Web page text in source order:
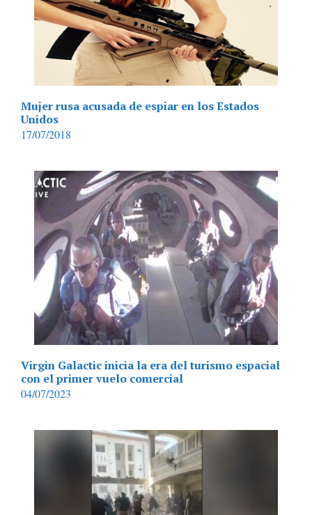
Mujer rusa acusada de espiar en los Estados
Unidos
17/07/2018
Virgin Galactic inicia la era del turismo espacial
con el primer vuelo comercial
04/07/2023